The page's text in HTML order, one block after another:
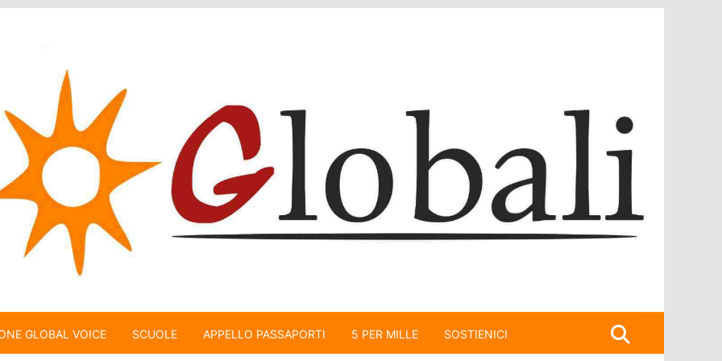
GLOBAL VOICE SCUOLE APPELLO PASSAPORTI 5 PER MILLE SOSTIENICI